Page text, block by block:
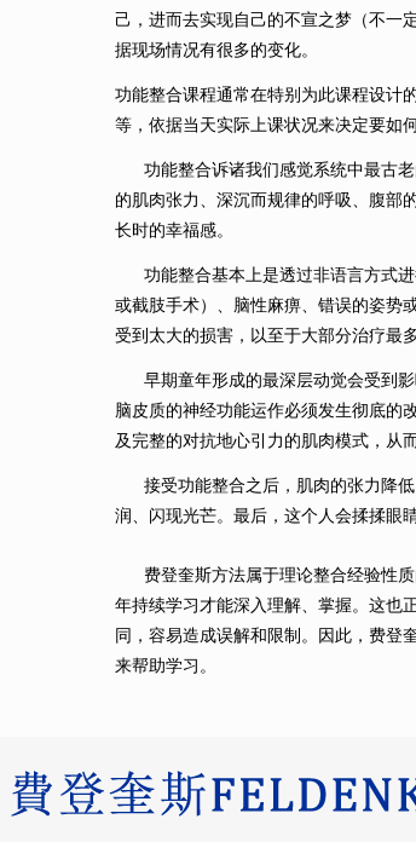
己，进而去实现自己的不宣之梦（不一
据现场情况有很多的变化。
功能整合课程通常在特别为此课程设计
等，依据当天实际上课状况来决定要如何
功能整合诉诸我们感觉系统中最古老
的肌肉张力、深沉而规律的呼吸、腹部
长时的幸福感。
功能整合基本上是透过非语言方式进
或截肢手术）、脑性麻痹、错误的姿势
受到太大的损害，以至于大部分治疗最
早期童年形成的最深层动觉会受到影
脑皮质的神经功能运作必须发生彻底的
及完整的对抗地心引力的肌肉模式，从
接受功能整合之后，肌肉的张力降低
润、闪现光芒。最后，这个人会揉揉眼
费登奎斯方法属于理论整合经验性质
年持续学习才能深入理解、掌握。这也
同，容易造成误解和限制。因此，费登
来帮助学习。